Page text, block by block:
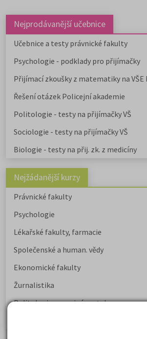
Nejprodávanější učebnice
Učebnice a testy právnické fakulty
Psychologie - podklady pro přijímačky
Přijímací zkoušky z matematiky na VŠE
Řešení otázek Policejní akademie
Politologie - testy na přijímačky VŠ
Sociologie - testy na přijímačky VŠ
Biologie - testy na přij. zk. z medicíny
Nejžádanější kurzy
Právnické fakulty
Psychologie
Lékařské fakulty, farmacie
Společenské a human. vědy
Ekonomické fakulty
Žurnalistika
Politologie a mezinár. vztahy